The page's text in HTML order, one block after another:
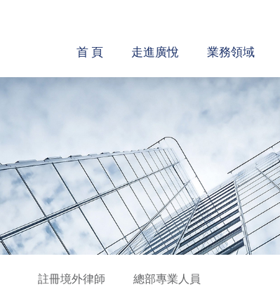
首 頁 走進廣悅 業務領域
註冊境外律師 總部專業人員